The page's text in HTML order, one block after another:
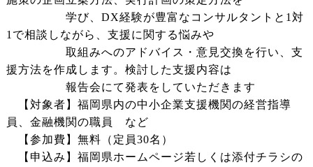
学び、DX経験が豊富なコンサルタントと1対
1で相談しながら、支援に関する悩みや
取組みへのアドバイス・意見交換を行い、支
援方法を作成します。検討した支援内容は
報告会にて発表をしていただきます
【対象者】福岡県内の中小企業支援機関の経営指導
員、金融機関の職員 など
【参加費】無料（定員30名）
【申込み】福岡県ホームページ若しくは添付チラシの